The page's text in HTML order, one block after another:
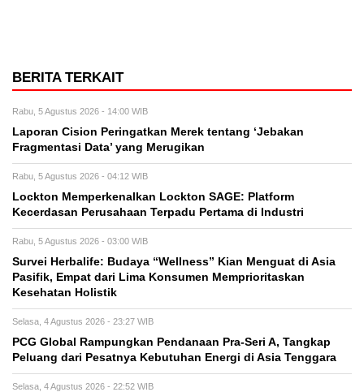
BERITA TERKAIT
Rabu, 5 Agustus 2026 - 14:00 WIB
Laporan Cision Peringatkan Merek tentang ‘Jebakan
Fragmentasi Data’ yang Merugikan
Rabu, 5 Agustus 2026 - 04:12 WIB
Lockton Memperkenalkan Lockton SAGE: Platform
Kecerdasan Perusahaan Terpadu Pertama di Industri
Rabu, 5 Agustus 2026 - 03:00 WIB
Survei Herbalife: Budaya “Wellness” Kian Menguat di Asia
Pasifik, Empat dari Lima Konsumen Memprioritaskan
Kesehatan Holistik
Selasa, 4 Agustus 2026 - 23:27 WIB
PCG Global Rampungkan Pendanaan Pra-Seri A, Tangkap
Peluang dari Pesatnya Kebutuhan Energi di Asia Tenggara
Selasa, 4 Agustus 2026 - 22:52 WIB